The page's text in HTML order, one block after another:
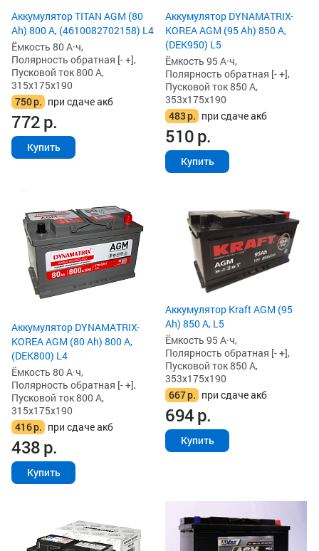
Аккумулятор TITAN AGM (80
Ah) 800 А, (4610082702158) L4
Ёмкость 80 А·ч,
Полярность обратная [- +],
Пусковой ток 800 А,
315x175x190
750р. при сдаче акб
772р.
Купить
Аккумулятор DYNAMATRIX-
KOREA AGM (95 Ah) 850 А,
(DEK950) L5
Ёмкость 95 А·ч,
Полярность обратная [- +],
Пусковой ток 850 А,
353x175x190
483р. при сдаче акб
510р.
Купить
Аккумулятор DYNAMATRIX-
KOREA AGM (80 Ah) 800 А,
(DEK800) L4
Ёмкость 80 А·ч,
Полярность обратная [- +],
Пусковой ток 800 А,
315x175x190
416р. при сдаче акб
438р.
Купить
Аккумулятор Kraft AGM (95
Ah) 850 А, L5
Ёмкость 95 А·ч,
Полярность обратная [- +],
Пусковой ток 850 А,
353x175x190
667р. при сдаче акб
694р.
Купить